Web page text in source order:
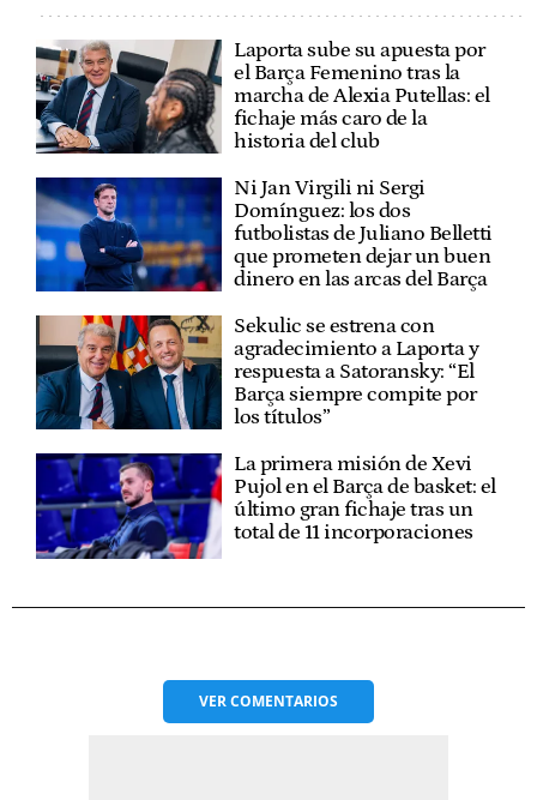
Laporta sube su apuesta por
el Barça Femenino tras la
marcha de Alexia Putellas: el
fichaje más caro de la
historia del club
Ni Jan Virgili ni Sergi
Domínguez: los dos
futbolistas de Juliano Belletti
que prometen dejar un buen
dinero en las arcas del Barça
Sekulic se estrena con
agradecimiento a Laporta y
respuesta a Satoransky: “El
Barça siempre compite por
los títulos”
La primera misión de Xevi
Pujol en el Barça de basket: el
último gran fichaje tras un
total de 11 incorporaciones
VERCOMENTARIOS